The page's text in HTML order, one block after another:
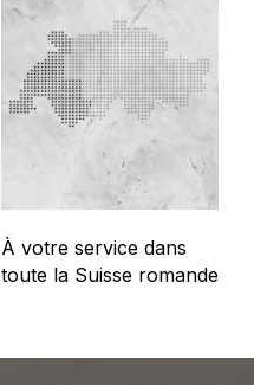
À votre service dans
toute la Suisse romande